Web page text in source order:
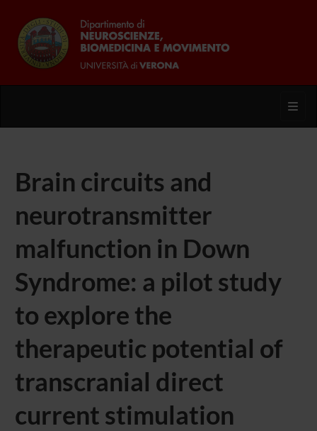
Brain circuits and
neurotransmitter
malfunction in Down
Syndrome: a pilot study
to explore the
therapeutic potential of
transcranial direct
current stimulation